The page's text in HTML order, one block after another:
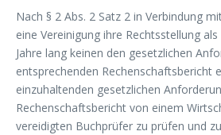
Nach § 2 Abs. 2 Satz 2 in Verbindung
eine Vereinigung ihre Rechtsstellung
Jahre lang keinen den gesetzlichen
entsprechenden Rechenschaftsbericht
einzuhaltenden gesetzlichen
Rechenschaftsbericht von einem
vereidigten Buchprüfer zu prüfen und